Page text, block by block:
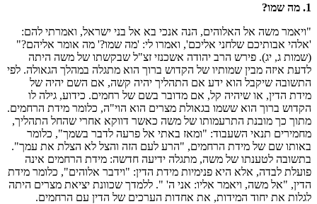
1. מה שמו?
"ויאמר משה אל האלוהים, הנה אנכי בא אל בני ישראל, ואמרתי להם:
'אלהי אבותיכם שלחני אליכם', ואמרו לי: 'מה שמו?' מה אומר אליהם?"
(שמות ג, יג). פירש הרב יהודה אשכנזי זצ"ל שבקשתו של משה היתה
לדעת איזה מבין שמותיו של הקדוש ברוך הוא מתגלה במהלך הגאולה. לפי
התשובה שיקבל הוא ידע אם התהליך יהיה קשה, אם השם יהיה של
מידת הדין, או שיהיה קל, אם מדובר בשם של רחמים. כידוע, גילה לו
הקדוש ברוך הוא ששמו בגאולת מצרים הוא הוי"ה, כלומר מידת הרחמים.
מתוך כך מובנת התרעמותו של משה כאשר דווקא אחרי שהחל התהליך,
מחמירים תנאי השעבוד: "ומאז באתי אל פרעה לדבר בשמך", כלומר
באותו שם של מידת הרחמים, "הרע לעם הזה והצל לא הצלת את עמך".
בתשובה לטענתו של משה, מתגלה ידיעה חדשה: מידת הרחמים אינה
פועלת לבדה, אלא היא פנימיות מידת הדין: "וידבר אלוהים", כלומר מידת
הדין, "אל משה, ויאמר אליו: אני ה' ". ללמדך שכוונת יציאת מצרים היתה
לגלות את יחוד המידות, את אחדות הערכים של הדין עם הרחמים.